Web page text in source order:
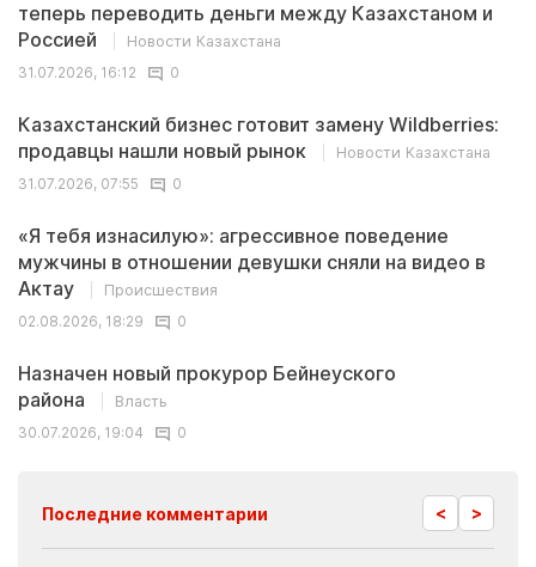
теперь переводить деньги между Казахстаном и
Россией
Новости Казахстана
31.07.2026, 16:12
0
Казахстанский бизнес готовит замену Wildberries:
продавцы нашли новый рынок
Новости Казахстана
31.07.2026, 07:55
0
«Я тебя изнасилую»: агрессивное поведение
мужчины в отношении девушки сняли на видео в
Актау
Происшествия
02.08.2026, 18:29
0
Назначен новый прокурор Бейнеуского
района
Власть
30.07.2026, 19:04
0
Последние комментарии < >